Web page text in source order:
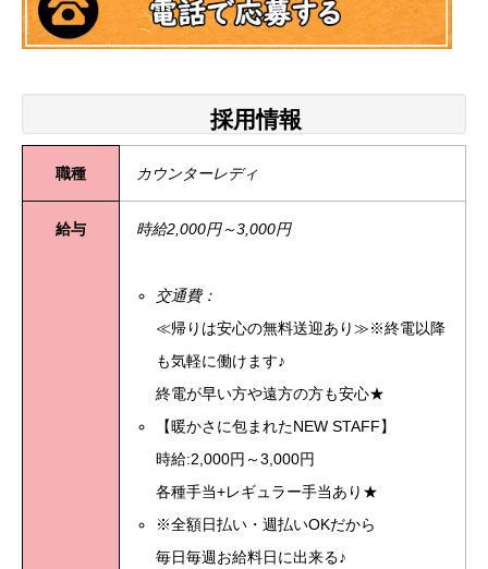
採用情報
職種 カウンターレディ
給与 時給2,000円～3,000円
交通費：
≪帰りは安心の無料送迎あり≫※終電以降
も気軽に働けます♪
終電が早い方や遠方の方も安心★
【暖かさに包まれたNEW STAFF】
時給:2,000円～3,000円
各種手当+レギュラー手当あり★
※全額日払い・週払いOKだから
毎日毎週お給料日に出来る♪